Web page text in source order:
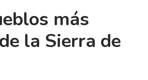
más
la Sierra de